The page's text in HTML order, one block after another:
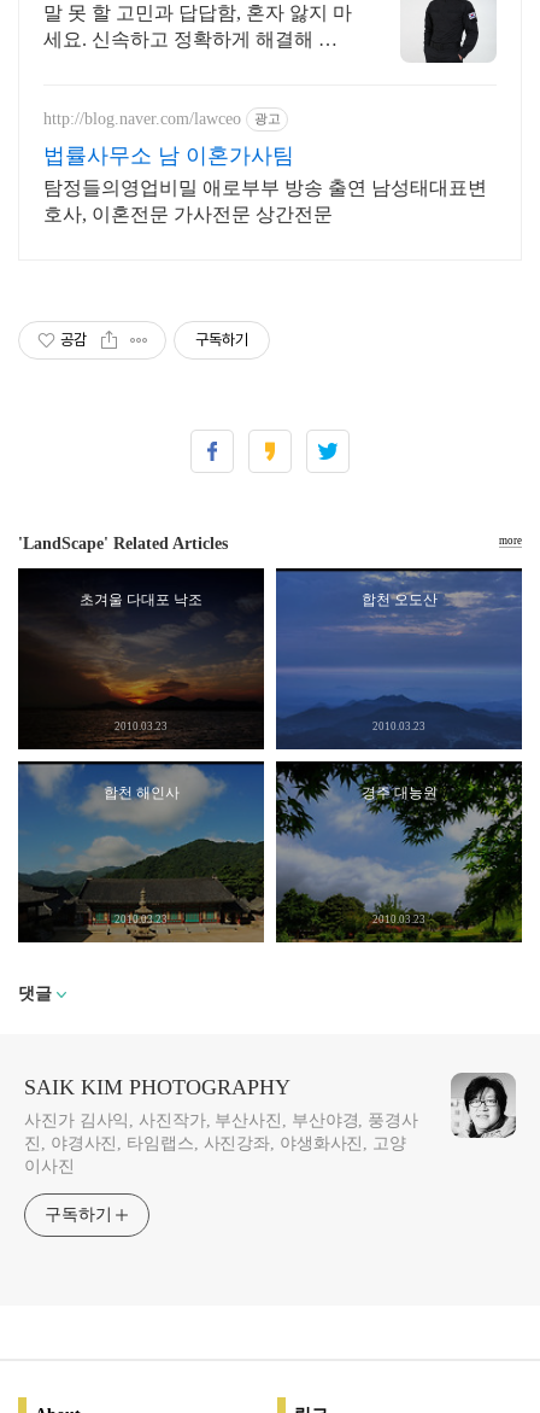
말 못 할 고민과 답답함, 혼자 앓지 마
세요. 신속하고 정확하게 해결해 드
http://blog.naver.com/lawceo 광고
법률사무소 남 이혼가사팀
탐정들의영업비밀 애로부부 방송 출연 남성태대표변
호사, 이혼전문 가사전문 상간전문
공감 구독하기
'LandScape' Related Articles
초겨울 다대포 낙조
2010.03.23
합천 오도산
2010.03.23
합천 해인사
2010.03.23
경주 대능원
2010.03.23
more
댓글
SAIK KIM PHOTOGRAPHY
사진가 김사익, 사진작가, 부산사진, 부산야경, 풍경사
진, 야경사진, 타임랩스, 사진강좌, 야생화사진, 고양
이사진
구독하기